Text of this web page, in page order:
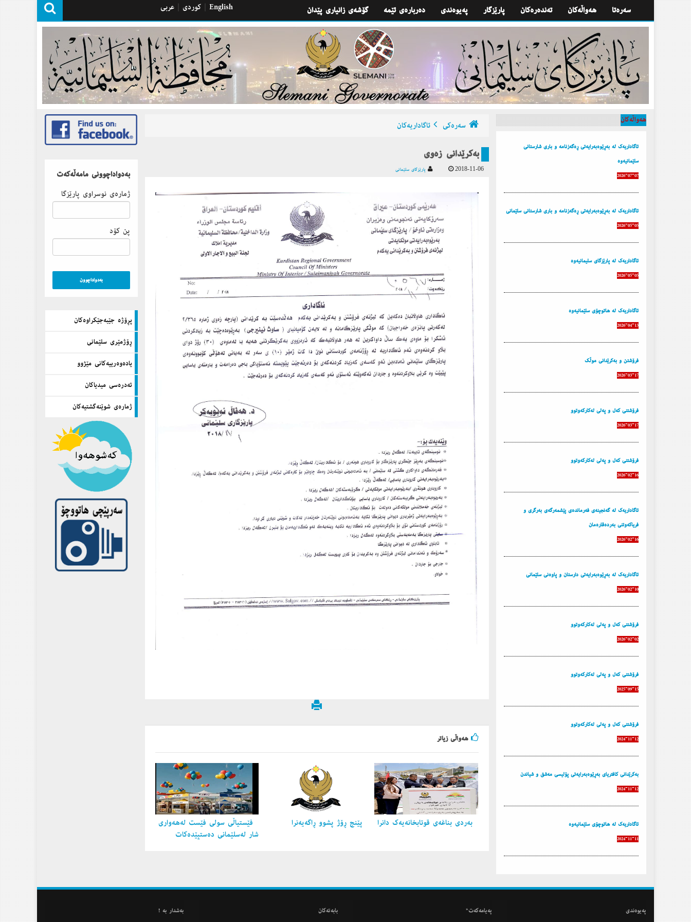
كوردی عربی English گۆشه‌ی زانیاری پێدان په‌یوه‌ندی پارێزگار تەندەرەكان هه‌واڵه‌كان سه‌ره‌تا
بەدواداچوونى مامەڵەكەت
ژمارەى نوسراوى پارێزگا
پن كۆد
پڕۆژه‌ جێبه‌جێكراوه‌كان
ڕۆژمێری سلێمانی
یاده‌وه‌رییه‌كانی مێژوو
ئه‌دره‌سی میدیاكان
ژماره‌ی شوێنه‌گشتیه‌كان
سه‌ره‌كی ئاگاداریه‌كان
به‌كرێدانی زه‌وی
2018-11-06
هه‌واڵی زیاتر
فێستیاڵی سولی فێست لەهەواری
شار لەسلێمانی دەستپێدەكات
پێنج ڕۆژ پشوو ڕاگه‌یه‌نرا به‌ردی بناغه‌ی قوتابخانه‌یه‌ك دانرا
هه‌واڵه‌كان
ئاگاداریه‌ك له‌ به‌ڕێوه‌به‌رایه‌تی ڕه‌گه‌زنامه‌ و باری شارستانی
سلێمانیه‌وه‌
2026-07-07
ئاگاداریه‌ك له‌ به‌ڕێوه‌به‌رایه‌تی ڕه‌گه‌زنامه‌ و باری شارستانی سلێمانی
2026-05-05
ئاگاداریه‌ك له‌ پارێزگای سلیمانیه‌وه‌
2026-05-05
ئاگاداریه‌ك له‌ هاتوچۆی سلێمانیه‌وه‌
2026-04-13
فرۆشتن و به‌كرێدانی موڵك
2026-03-17
فرۆشتنی كه‌ل و په‌لی له‌كاركه‌وتوو
2026-03-17
فرۆشتنی كه‌ل و په‌لی له‌كاركه‌وتوو
2026-02-16
ئاگاداریه‌ك له‌ گه‌نجینه‌ی فه‌رمانده‌ی پێشمه‌رگه‌ی به‌رگری و
فریاكه‌وتنی به‌رده‌قاره‌مان
2026-02-16
ئاگاداریه‌ك له‌ به‌ڕێوه‌به‌رایه‌تی دارستان و پاوه‌نی سلێمانی
2026-02-10
فرۆشتنی كه‌ل و په‌لی له‌كاركه‌وتوو
2026-02-02
فرۆشتنی كه‌ل و په‌لی له‌كاركه‌وتوو
2025-09-15
فرۆشتنی كه‌ل و په‌لی له‌كاركه‌وتوو
2024-11-12
به‌كرێدانی كافتریای به‌ڕێوه‌به‌رایه‌تی پۆلیسی مه‌شق و شیاندن
2024-11-12
ئاگاداریه‌ك له‌ هاتوچۆی سلێمانیه‌وه‌
2024-11-11
به‌شدار به‌ ! بابه‌ته‌كان په‌یامه‌كه‌ت* په‌یوه‌ندی